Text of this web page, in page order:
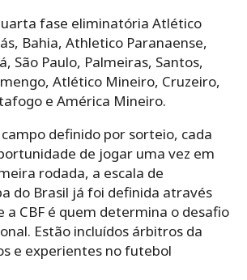
fase eliminatória Atlético
Bahia, Athletico Paranaense,
São Paulo, Palmeiras, Santos,
Atlético Mineiro, Cruzeiro,
e América Mineiro.
definido por sorteio, cada
de jogar uma vez em
rodada, a escala de
do Brasil já foi definida através
a CBF é quem determina o desafio
Estão incluídos árbitros da
e experientes no futebol